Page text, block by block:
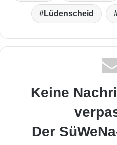
Lüdenscheid
Keine
Der